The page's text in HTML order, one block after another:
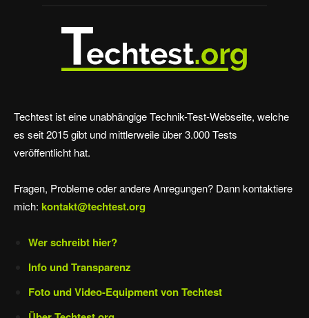
Techtest ist eine unabhängige Technik-Test-Webseite, welche
es seit 2015 gibt und mittlerweile über 3.000 Tests
veröffentlicht hat.
Fragen, Probleme oder andere Anregungen? Dann kontaktiere
mich: kontakt@techtest.org
Wer schreibt hier?
Info und Transparenz
Foto und Video-Equipment von Techtest